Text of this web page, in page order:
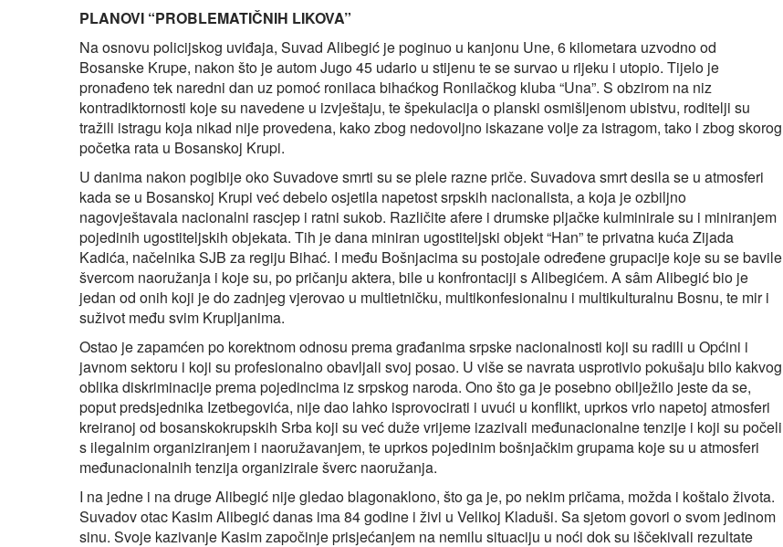
PLANOVI “PROBLEMATIČNIH LIKOVA”
Na osnovu policijskog uviđaja, Suvad Alibegić je poginuo u kanjonu Une, 6 kilometara uzvodno od
Bosanske Krupe, nakon što je autom Jugo 45 udario u stijenu te se survao u rijeku i utopio. Tijelo je
pronađeno tek naredni dan uz pomoć ronilaca bihaćkog Ronilačkog kluba “Una”. S obzirom na niz
kontradiktornosti koje su navedene u izvještaju, te špekulacija o planski osmišljenom ubistvu, roditelji su
tražili istragu koja nikad nije provedena, kako zbog nedovoljno iskazane volje za istragom, tako i zbog skorog
početka rata u Bosanskoj Krupi.
U danima nakon pogibije oko Suvadove smrti su se plele razne priče. Suvadova smrt desila se u atmosferi
kada se u Bosanskoj Krupi već debelo osjetila napetost srpskih nacionalista, a koja je ozbiljno
nagovještavala nacionalni rascjep i ratni sukob. Različite afere i drumske pljačke kulminirale su i miniranjem
pojedinih ugostiteljskih objekata. Tih je dana miniran ugostiteljski objekt “Han” te privatna kuća Zijada
Kadića, načelnika SJB za regiju Bihać. I među Bošnjacima su postojale određene grupacije koje su se bavile
švercom naoružanja i koje su, po pričanju aktera, bile u konfrontaciji s Alibegićem. A sâm Alibegić bio je
jedan od onih koji je do zadnjeg vjerovao u multietničku, multikonfesionalnu i multikulturalnu Bosnu, te mir i
suživot među svim Krupljanima.
Ostao je zapamćen po korektnom odnosu prema građanima srpske nacionalnosti koji su radili u Općini i
javnom sektoru i koji su profesionalno obavljali svoj posao. U više se navrata usprotivio pokušaju bilo kakvog
oblika diskriminacije prema pojedincima iz srpskog naroda. Ono što ga je posebno obilježilo jeste da se,
poput predsjednika Izetbegovića, nije dao lahko isprovocirati i uvući u konflikt, uprkos vrlo napetoj atmosferi
kreiranoj od bosanskokrupskih Srba koji su već duže vrijeme izazivali međunacionalne tenzije i koji su počeli
s ilegalnim organiziranjem i naoružavanjem, te uprkos pojedinim bošnjačkim grupama koje su u atmosferi
međunacionalnih tenzija organizirale šverc naoružanja.
I na jedne i na druge Alibegić nije gledao blagonaklono, što ga je, po nekim pričama, možda i koštalo života.
Suvadov otac Kasim Alibegić danas ima 84 godine i živi u Velikoj Kladuši. Sa sjetom govori o svom jedinom
sinu. Svoje kazivanje Kasim započinje prisjećanjem na nemilu situaciju u noći dok su iščekivali rezultate